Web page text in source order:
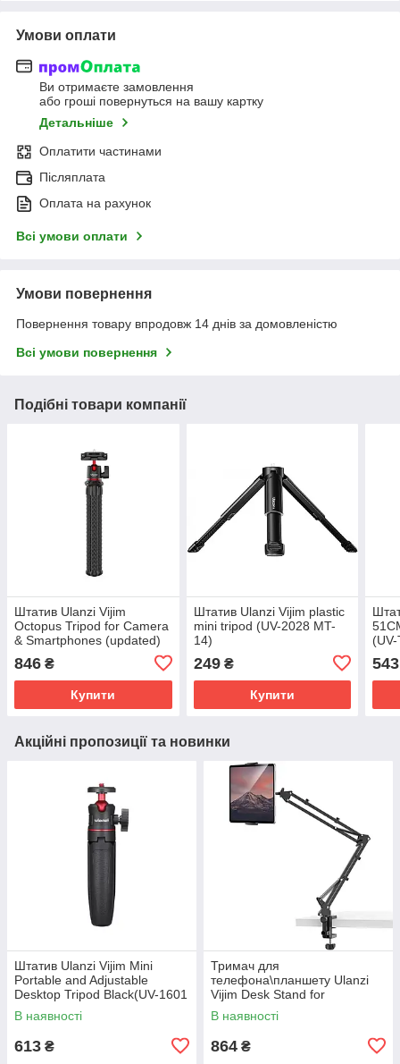
Умови оплати
Ви отримаєте замовлення
або гроші повернуться на вашу картку
Детальніше
Оплатити частинами
Післяплата
Оплата на рахунок
Всі умови оплати
Умови повернення
Повернення товару впродовж 14 днів за домовленістю
Всі умови повернення
Подібні товари компанії
Штатив Ulanzi Vijim
Octopus Tripod for Camera
& Smartphones (updated)
846 ₴
Купити
Штатив Ulanzi Vijim plastic
mini tripod (UV-2028 MT-
14)
249₴
Купити
543
Акційні пропозиції та новинки
Штатив Ulanzi Vijim Mini
Portable and Adjustable
Desktop Tripod Black(UV-1601
MT-08)
В наявності
613 ₴
Тримач для
телефона\планшету Ulanzi
Vijim Desk Stand for
Microphone/Phone/Tablet (UV-
3033 T2)
В наявності
864 ₴